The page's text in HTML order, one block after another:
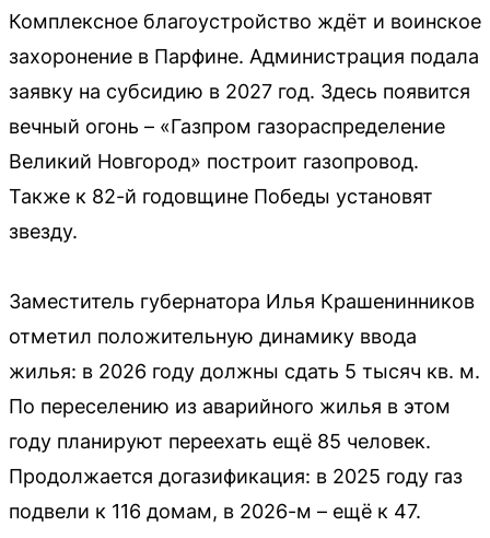
Комплексное благоустройство ждёт и воинское
захоронение в Парфине. Администрация подала
заявку на субсидию в 2027 год. Здесь появится
вечный огонь – «Газпром газораспределение
Великий Новгород» построит газопровод.
Также к 82-й годовщине Победы установят
звезду.
Заместитель губернатора Илья Крашенинников
отметил положительную динамику ввода
жилья: в 2026 году должны сдать 5 тысяч кв. м.
По переселению из аварийного жилья в этом
году планируют переехать ещё 85 человек.
Продолжается догазификация: в 2025 году газ
подвели к 116 домам, в 2026-м – ещё к 47.